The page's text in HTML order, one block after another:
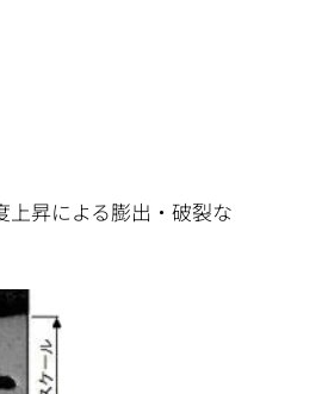
昇による膨出・破裂な